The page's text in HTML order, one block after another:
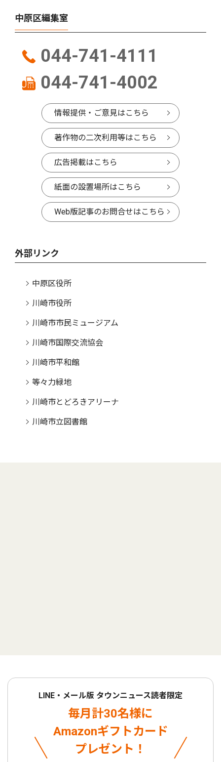
中原区編集室
044-741-4111
044-741-4002
情報提供・ご意見はこちら
著作物の二次利用等はこちら
広告掲載はこちら
紙面の設置場所はこちら
Web版記事のお問合せはこちら
外部リンク
中原区役所
川崎市役所
川崎市市民ミュージアム
川崎市国際交流協会
川崎市平和館
等々力緑地
川崎市とどろきアリーナ
川崎市立図書館
LINE・メール版 タウンニュース読者限定
毎月計30名様に
Amazonギフトカード
プレゼント！